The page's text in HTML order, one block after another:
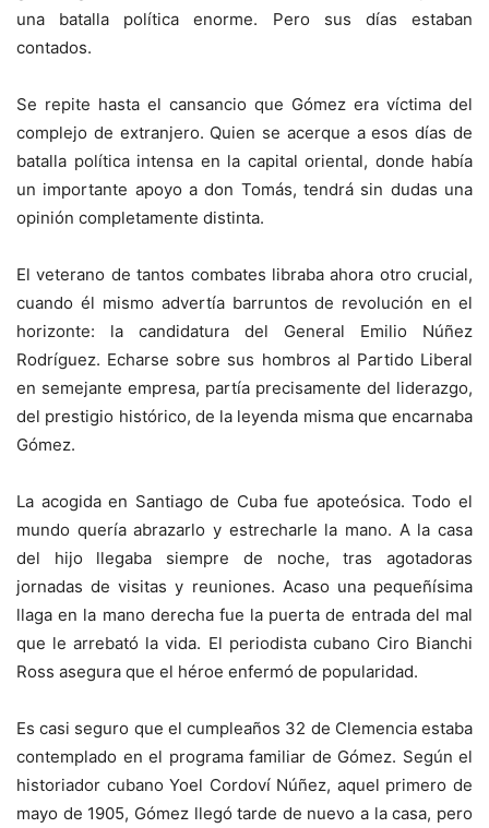
una batalla política enorme. Pero sus días estaban
contados.
Se repite hasta el cansancio que Gómez era víctima del
complejo de extranjero. Quien se acerque a esos días de
batalla política intensa en la capital oriental, donde había
un importante apoyo a don Tomás, tendrá sin dudas una
opinión completamente distinta.
El veterano de tantos combates libraba ahora otro crucial,
cuando él mismo advertía barruntos de revolución en el
horizonte: la candidatura del General Emilio Núñez
Rodríguez. Echarse sobre sus hombros al Partido Liberal
en semejante empresa, partía precisamente del liderazgo,
del prestigio histórico, de la leyenda misma que encarnaba
Gómez.
La acogida en Santiago de Cuba fue apoteósica. Todo el
mundo quería abrazarlo y estrecharle la mano. A la casa
del hijo llegaba siempre de noche, tras agotadoras
jornadas de visitas y reuniones. Acaso una pequeñísima
llaga en la mano derecha fue la puerta de entrada del mal
que le arrebató la vida. El periodista cubano Ciro Bianchi
Ross asegura que el héroe enfermó de popularidad.
Es casi seguro que el cumpleaños 32 de Clemencia estaba
contemplado en el programa familiar de Gómez. Según el
historiador cubano Yoel Cordoví Núñez, aquel primero de
mayo de 1905, Gómez llegó tarde de nuevo a la casa, pero